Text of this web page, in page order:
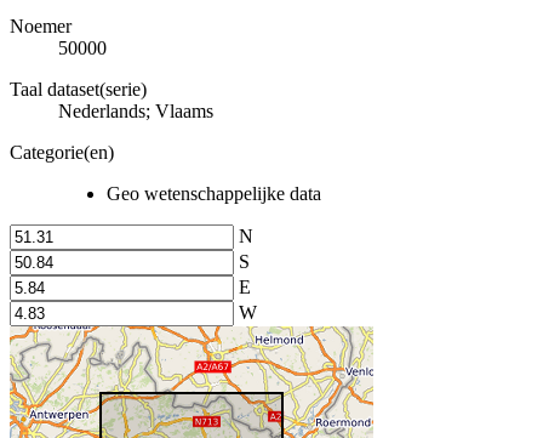
Noemer
50000
Taal dataset(serie)
Nederlands; Vlaams
Categorie(en)
Geo wetenschappelijke data
N
S
E
W